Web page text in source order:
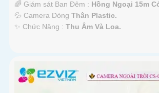
🌈 Giám sát Ban Đêm : Hồng Ngoại 15m
💦 Camera Dòng Thân Plastic.
️✨ Chức Năng : Thu Âm Và Loa.